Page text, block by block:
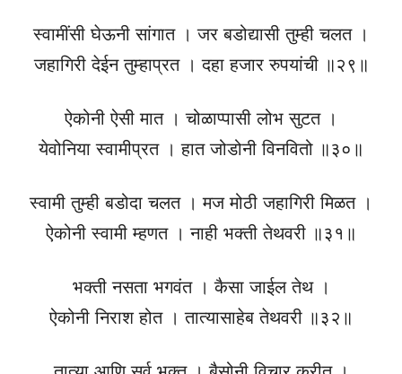
स्वामींसी घेऊनी सांगात । जर बडोद्यासी तुम्ही चलत ।
जहागिरी देईन तुम्हाप्रत । दहा हजार रुपयांची ॥२९॥
ऐकोनी ऐसी मात । चोळाप्पासी लोभ सुटत ।
येवोनिया स्वामीप्रत । हात जोडोनी विनवितो ॥३०॥
स्वामी तुम्ही बडोदा चलत । मज मोठी जहागिरी मिळत ।
ऐकोनी स्वामी म्हणत । नाही भक्ती तेथवरी ॥३१॥
भक्ती नसता भगवंत । कैसा जाईल तेथ ।
ऐकोनी निराश होत । तात्यासाहेब तेथवरी ॥३२॥